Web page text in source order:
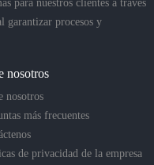
para nuestros clientes a través
garantizar procesos y
nosotros
nosotros
más frecuentes
de privacidad de la empresa